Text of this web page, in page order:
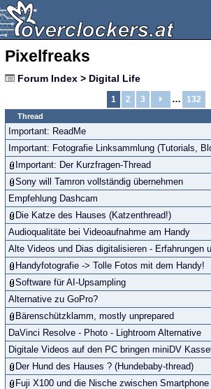
Pixelfreaks
Forum Index > Digital Life
1 2 3 … 132
Thread
Important: ReadMe
Important: Fotografie Linksammlung (Tutorials,
Important: Der Kurzfragen-Thread
Sony will Tamron vollständig übernehmen
Empfehlung Dashcam
Die Katze des Hauses (Katzenthread!)
Audioqualitäte bei Videoaufnahme am Handy
Alte Videos und Dias digitalisieren - Erfahrungen
Handyfotografie -> Tolle Fotos mit dem Handy!
Software für AI-Upsampling
Alternative zu GoPro?
Bärenschützklamm, mostly unprepared
DaVinci Resolve - Photo - Lightroom Alternative
Digitale Videos auf den PC bringen miniDV
Der Hund des Hauses ? (Hundebaby-thread)
Fuji X100 und die Nische zwischen